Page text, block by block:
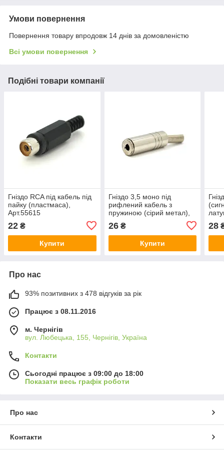
Умови повернення
Повернення товару впродовж 14 днів за домовленістю
Всі умови повернення
Подібні товари компанії
Гніздо RCA під кабель під
пайку (пластмаса),
Арт.55615
22 ₴
Купити
Гніздо 3,5 моно під
рифлений кабель з
пружиною (сірий метал),
26₴
Купити
28
Про нас
93% позитивних з 478 відгуків за рік
Працює з 08.11.2016
м. Чернігів
вул. Любецька, 155, Чернігів, Україна
Контакти
Сьогодні працює з 09:00 до 18:00
Показати весь графік роботи
Про нас
Контакти